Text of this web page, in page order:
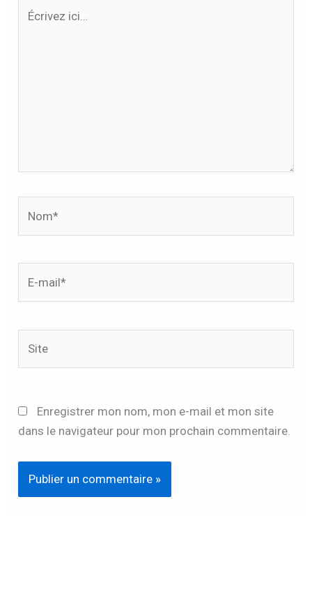
Enregistrer mon nom, mon e-mail et mon site
dans le navigateur pour mon prochain commentaire.